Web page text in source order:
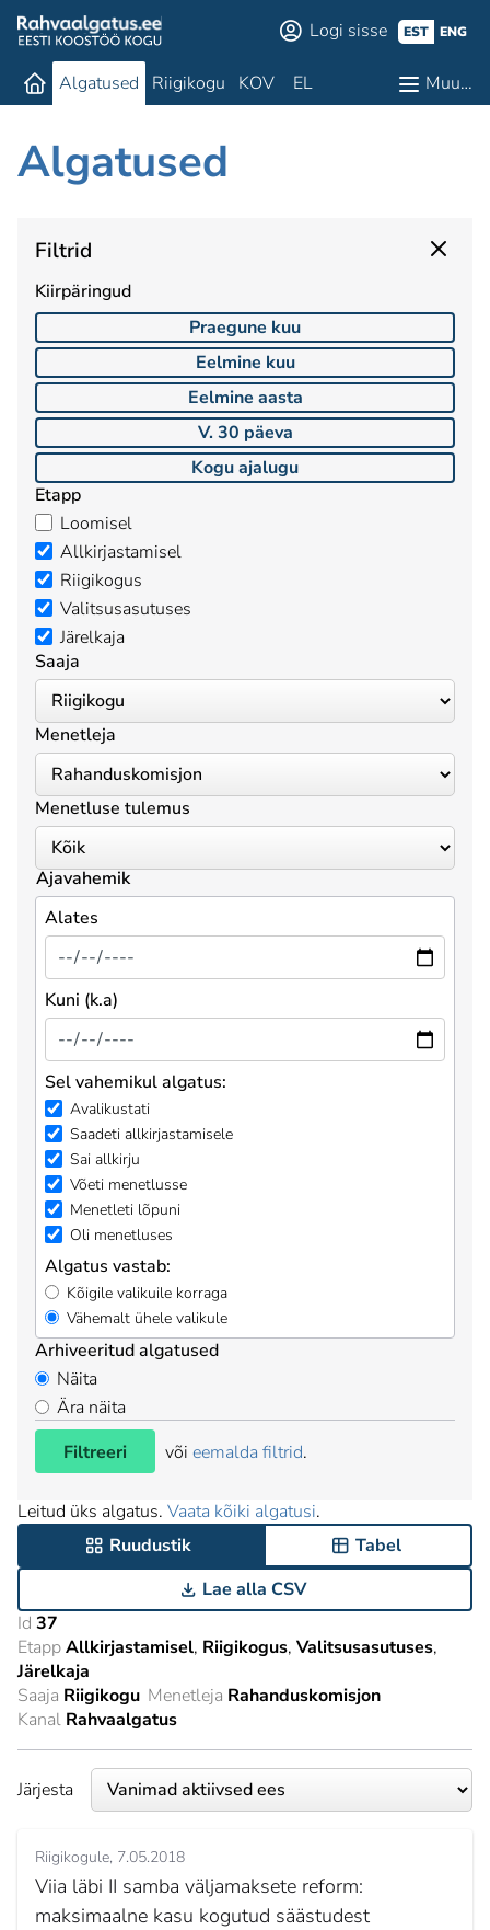
Logi sisse EST ENG
Algatused Riigikogu KOV EL Muu…
Algatused
Filtrid
Kiirpäringud
Praegune kuu
Eelmine kuu
Eelmine aasta
V. 30 päeva
Kogu ajalugu
Etapp
Loomisel
Allkirjastamisel
Riigikogus
Valitsusasutuses
Järelkaja
Saaja
Menetleja
Menetluse tulemus
Ajavahemik
Alates
Kuni (k.a)
Sel vahemikul algatus:
Avalikustati
Saadeti allkirjastamisele
Sai allkirju
Võeti menetlusse
Menetleti lõpuni
Oli menetluses
Algatus vastab:
Kõigile valikuile korraga
Vähemalt ühele valikule
Arhiveeritud algatused
Näita
Ära näita
Filtreeri
või eemalda filtrid.
Leitud üks algatus. Vaata kõiki algatusi.
Ruudustik
Tabel
Lae alla CSV
Id 37
EtappAllkirjastamisel Riigikogus Valitsusasutuses
Järelkaja
Saaja Riigikogu Menetleja Rahanduskomisjon
Kanal Rahvaalgatus
Järjesta
Riigikogule 7.05.2018
Viia läbi II samba väljamaksete reform:
maksimaalne kasu kogutud säästudest